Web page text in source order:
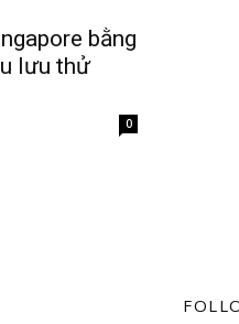
bằng
lưu thử
0